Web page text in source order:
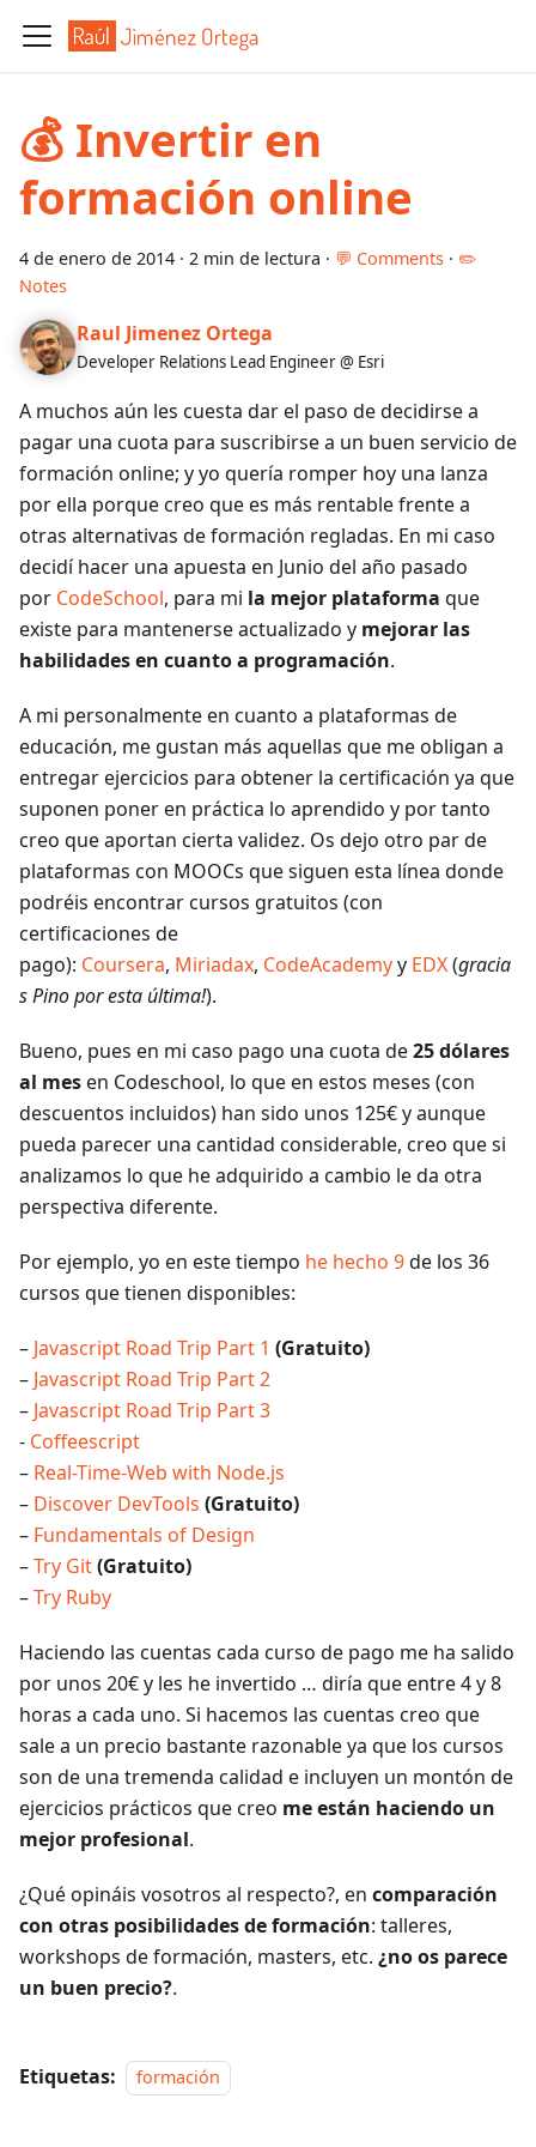
💰 Invertir en
formación online
4 de enero de 2014 · 2 min de lectura · 💬 Comments · ✏️
Notes
Raul Jimenez Ortega
Developer Relations Lead Engineer @ Esri
A muchos aún les cuesta dar el paso de decidirse a
pagar una cuota para suscribirse a un buen servicio de
formación online; y yo quería romper hoy una lanza
por ella porque creo que es más rentable frente a
otras alternativas de formación regladas. En mi caso
decidí hacer una apuesta en Junio del año pasado
por CodeSchool, para mi la mejor plataforma que
existe para mantenerse actualizado y mejorar las
habilidades en cuanto a programación.
A mi personalmente en cuanto a plataformas de
educación, me gustan más aquellas que me obligan a
entregar ejercicios para obtener la certificación ya que
suponen poner en práctica lo aprendido y por tanto
creo que aportan cierta validez. Os dejo otro par de
plataformas con MOOCs que siguen esta línea donde
podréis encontrar cursos gratuitos (con
certificaciones de
pago): Coursera, Miriadax, CodeAcademyy EDX(gracia
s Pino por esta última!).
Bueno, pues en mi caso pago una cuota de25 dólares
al mesen Codeschool, lo que en estos meses (con
descuentos incluidos) han sido unos 125€ y aunque
pueda parecer una cantidad considerable, creo que si
analizamos lo que he adquirido a cambio le da otra
perspectiva diferente.
Por ejemplo, yo en este tiempo he hecho 9de los 36
cursos que tienen disponibles:
– Javascript Road Trip Part 1 (Gratuito)
– Javascript Road Trip Part 2
– Javascript Road Trip Part 3
- Coffeescript
– Real-Time-Web with Node.js
– Discover DevTools (Gratuito)
– Fundamentals of Design
–Try Git(Gratuito)
–Try Ruby
Haciendo las cuentas cada curso de pago me ha salido
por unos 20€ y les he invertido … diría que entre 4 y 8
horas a cada uno. Si hacemos las cuentas creo que
sale a un precio bastante razonable ya que los cursos
son de una tremenda calidad e incluyen un montón de
ejercicios prácticos que creo me están haciendo un
mejor profesional.
¿Qué opináis vosotros al respecto?, en comparación
con otras posibilidades de formación: talleres,
workshops de formación, masters, etc. ¿no os parece
un buen precio?.
Etiquetas: formación